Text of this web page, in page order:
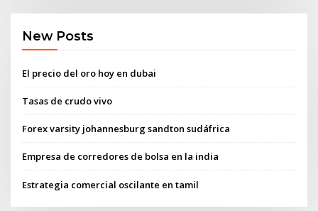
New Posts
El precio del oro hoy en dubai
Tasas de crudo vivo
Forex varsity johannesburg sandton sudáfrica
Empresa de corredores de bolsa en la india
Estrategia comercial oscilante en tamil